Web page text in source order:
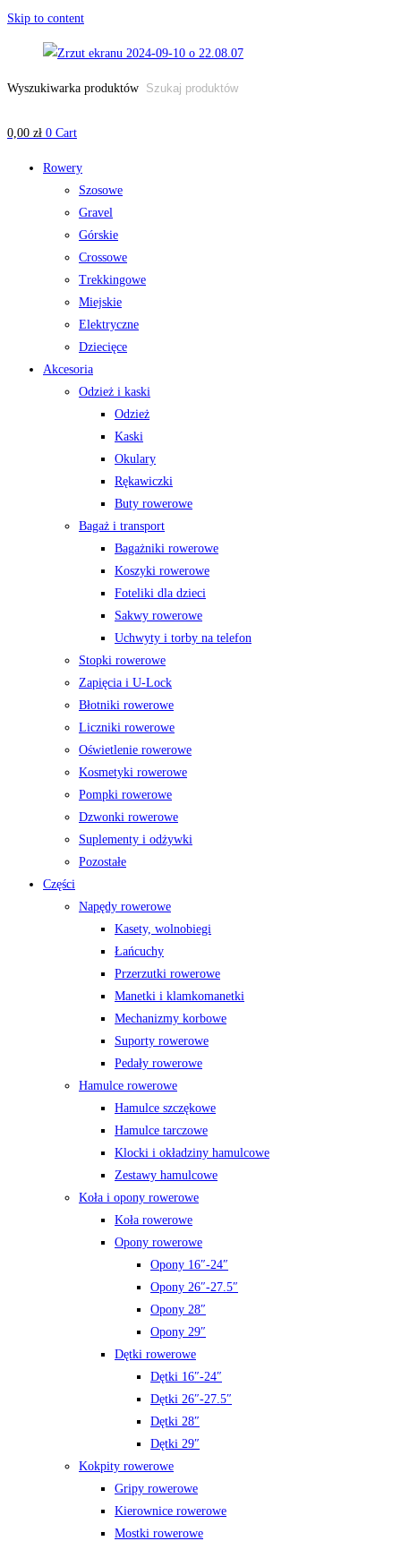
Skip to content
Wyszukiwarka produktów
0,00 zł 0 Cart
Rowery
Szosowe
Gravel
Górskie
Crossowe
Trekkingowe
Miejskie
Elektryczne
Dziecięce
Akcesoria
Odzież i kaski
Odzież
Kaski
Okulary
Rękawiczki
Buty rowerowe
Bagaż i transport
Bagażniki rowerowe
Koszyki rowerowe
Foteliki dla dzieci
Sakwy rowerowe
Uchwyty i torby na telefon
Stopki rowerowe
Zapięcia i U-Lock
Błotniki rowerowe
Liczniki rowerowe
Oświetlenie rowerowe
Kosmetyki rowerowe
Pompki rowerowe
Dzwonki rowerowe
Suplementy i odżywki
Pozostałe
Części
Napędy rowerowe
Kasety, wolnobiegi
Łańcuchy
Przerzutki rowerowe
Manetki i klamkomanetki
Mechanizmy korbowe
Suporty rowerowe
Pedały rowerowe
Hamulce rowerowe
Hamulce szczękowe
Hamulce tarczowe
Klocki i okładziny hamulcowe
Zestawy hamulcowe
Koła i opony rowerowe
Koła rowerowe
Opony rowerowe
Opony 16″-24″
Opony 26″-27.5″
Opony 28″
Opony 29″
Dętki rowerowe
Dętki 16″-24″
Dętki 26″-27.5″
Dętki 28″
Dętki 29″
Kokpity rowerowe
Gripy rowerowe
Kierownice rowerowe
Mostki rowerowe